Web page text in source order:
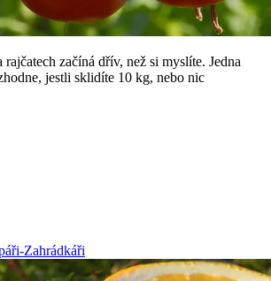
rajčatech začíná dřív, než si myslíte. Jedna
jestli sklidíte 10 kg, nebo nic
Zahrádkáři